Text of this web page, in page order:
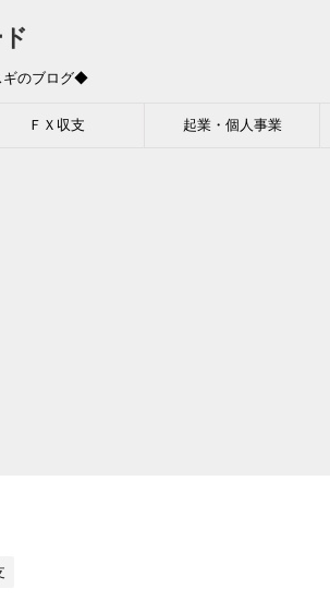
のブログ◆
ＦＸ収支 起業・個人事業